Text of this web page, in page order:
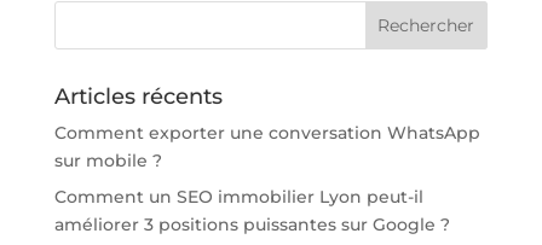
Articles récents
Comment exporter une conversation WhatsApp
sur mobile ?
Comment un SEO immobilier Lyon peut-il
améliorer 3 positions puissantes sur Google ?